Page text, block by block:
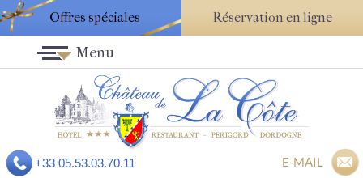
Offres spéciales Réservation en ligne
+33 05.53.03.70.11 E-MAIL
Menu